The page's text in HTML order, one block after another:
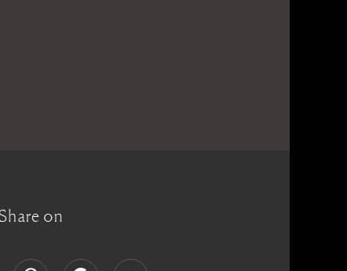
on